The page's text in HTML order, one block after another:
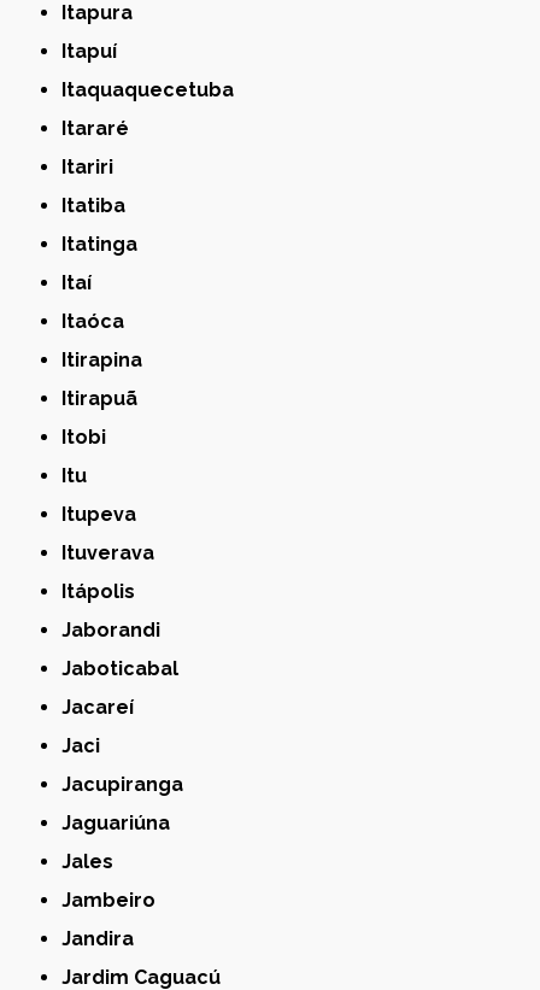
Itapura
Itapuí
Itaquaquecetuba
Itararé
Itariri
Itatiba
Itatinga
Itaí
Itaóca
Itirapina
Itirapuã
Itobi
Itu
Itupeva
Ituverava
Itápolis
Jaborandi
Jaboticabal
Jacareí
Jaci
Jacupiranga
Jaguariúna
Jales
Jambeiro
Jandira
Jardim Caguacú